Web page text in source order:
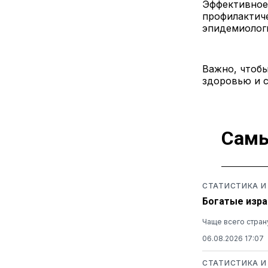
Важно,
здоровью и
СТАТИСТИКА
Богатые
Чаще всего
06.08.2026 17:07
СТАТИСТИКА